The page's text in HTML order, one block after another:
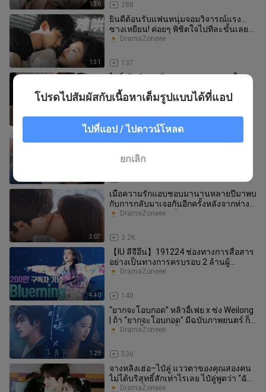
1:36 288
1:31
ยินดีต้อนรับแฟนหนุ่มจอมวิจารณ์แรง…
ซางเหยียน! ค่อยๆ พิชิตใจไปทีละขั้นเลย
นะ
137
DramaZoneee
ไป๋จิ้งถิง & จางรั่วหนาน • ฉากหวานใน
วงการบันเทิงจีนมีระดับ ได้ผู้กำกับจาก
“น่านห่ง” ประกันความปัง ฮ่
DramaZoneee
หุ่นต่างกันแบบนี้ฟินสุดๆ ไปเลย
DramaZoneee
3:07
เมื่อความรักแอบชอบมานานหลายปีมาพบ
กับการกลับมาเจอกันอีกครั้งหลังจากห่าง
หายไปนาน ความตื่นเต้นในใจ ณ วิ
3.2K
DramaZoneee
4:40
【IU ลีจีอึน】191224 ช่องทางการสื่อสาร
อย่างเป็นทางการครบรอบ 2 ล้านผู้
ติดตาม! ไลฟ์คอนเสิร์ตเพลง “Bluemi
140
DramaZoneee
1:29
“ยากจะโอบกอด” หลิวอี้เฟย x ซ่ง Weilong
| ถ้า “ยากจะโอบกอด” มีฉบับภาพยนตร์ ก็
อยากให้ทั้งสองคนนี้รับบท
536
DramaZoneee
จางหลิงเฮ่อ–ไป๋ลู่ แววตาของคุณสองคน
ไม่ได้บริสุทธิ์สักเท่าไรเลย ไป๋ลู่พูดว่า “ฉัน
ไปก่อนนะ” จางหลิงเฮ่
DramaZoneee
โปรดไปสัมผัสกับเนื้อหาเต็มรูปแบบได้ที่แอป
ไปที่แอป / ไปดาวน์โหลด
ยกเลิก